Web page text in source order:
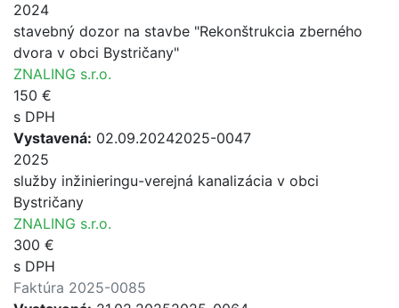
2024
stavebný dozor na stavbe "Rekonštrukcia zberného
dvora v obci Bystričany"
ZNALING s.r.o.
150 €
s DPH
Vystavená: 02.09.20242025-0047
2025
služby inžinieringu-verejná kanalizácia v obci
Bystričany
ZNALING s.r.o.
300 €
s DPH
Faktúra 2025-0085